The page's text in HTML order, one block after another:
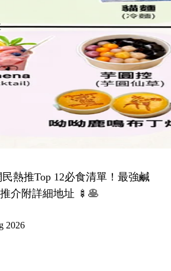
民熱推Top 12必食清單！最強鹹
介附詳細地址 🍢🥞
2026